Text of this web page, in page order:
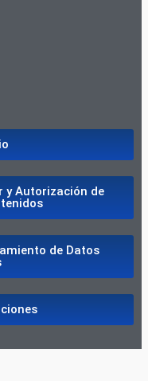
y Autorización de
de Datos